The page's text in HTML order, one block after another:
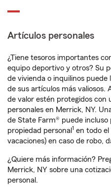
Artículos personales
¿Tiene tesoros importantes
equipo deportivo y otros? Su
de vivienda o inquilinos
de sus artículos más valiosos.
de valor estén protegidos con
personales en Merrick, NY.
de State Farm® puede
propiedad personal 1 en todo
vacaciones) en caso de robo,
¿Quiere más información?
Merrick, NY sobre una
personal.